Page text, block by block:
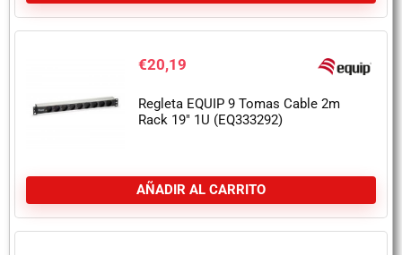
€20,19
Regleta EQUIP 9 Tomas Cable 2m
Rack 19″ 1U (EQ333292)
AÑADIR AL CARRITO